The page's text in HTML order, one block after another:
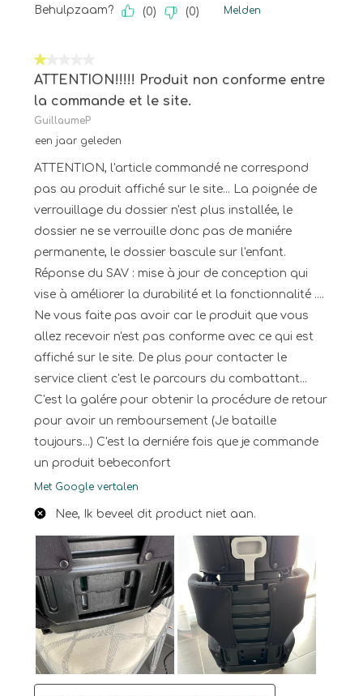
Behulpzaam? (0) (0) Melden
1 van 5 sterren.
ATTENTION!!!!! Produit non conforme entre
la commande et le site.
GuillaumeP
een jaar geleden
ATTENTION, l'article commandé ne correspond
pas au produit affiché sur le site... La poignée de
verrouillage du dossier n'est plus installée, le
dossier ne se verrouille donc pas de maniére
permanente, le dossier bascule sur l'enfant.
Réponse du SAV : mise à jour de conception qui
vise à améliorer la durabilité et la fonctionnalité ....
Ne vous faite pas avoir car le produit que vous
allez recevoir n'est pas conforme avec ce qui est
affiché sur le site. De plus pour contacter le
service client c'est le parcours du combattant...
C'est la galére pour obtenir la procédure de retour
pour avoir un remboursement (Je bataille
toujours...) C'est la derniére fois que je commande
un produit bebeconfort
Met Google vertalen
Nee, Ik beveel dit product niet aan.